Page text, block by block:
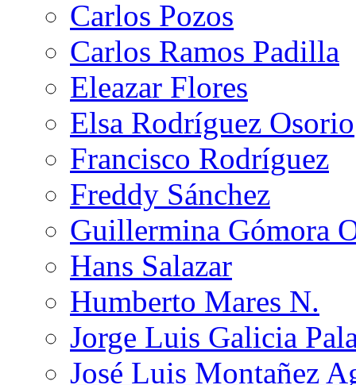
Carlos Pozos
Carlos Ramos Padilla
Eleazar Flores
Elsa Rodríguez Osorio
Francisco Rodríguez
Freddy Sánchez
Guillermina Gómora
Hans Salazar
Humberto Mares N.
Jorge Luis Galicia
José Luis Montañez